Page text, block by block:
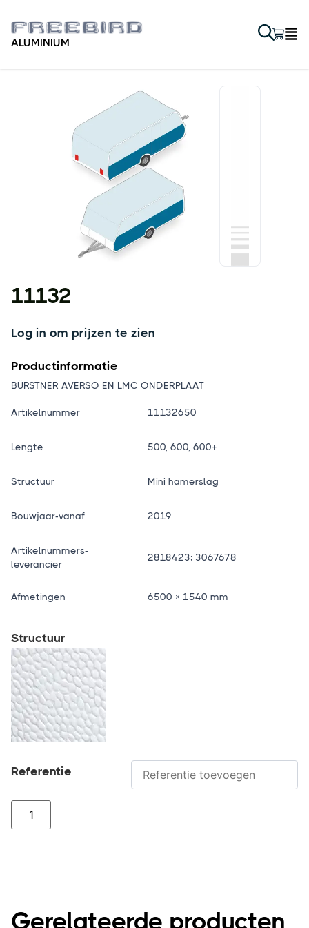
ALUMINIUM
11132
Log in om prijzen te zien
Productinformatie
BÜRSTNER AVERSO EN LMC ONDERPLAAT
Artikelnummer 11132650
Lengte 500, 600, 600+
Structuur Mini hamerslag
Bouwjaar-vanaf 2019
Artikelnummers-
leverancier
2818423; 3067678
Afmetingen 6500 × 1540 mm
Structuur
Referentie
Gerelateerde producten